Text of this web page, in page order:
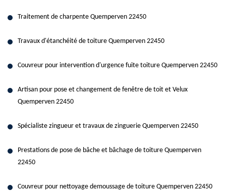
Traitement de charpente Quemperven 22450
Travaux d'étanchéité de toiture Quemperven 22450
Couvreur pour intervention d'urgence fuite toiture Quemperven 22450
Artisan pour pose et changement de fenêtre de toit et Velux
Quemperven 22450
Spécialiste zingueur et travaux de zinguerie Quemperven 22450
Prestations de pose de bâche et bâchage de toiture Quemperven
22450
Couvreur pour nettoyage demoussage de toiture Quemperven 22450